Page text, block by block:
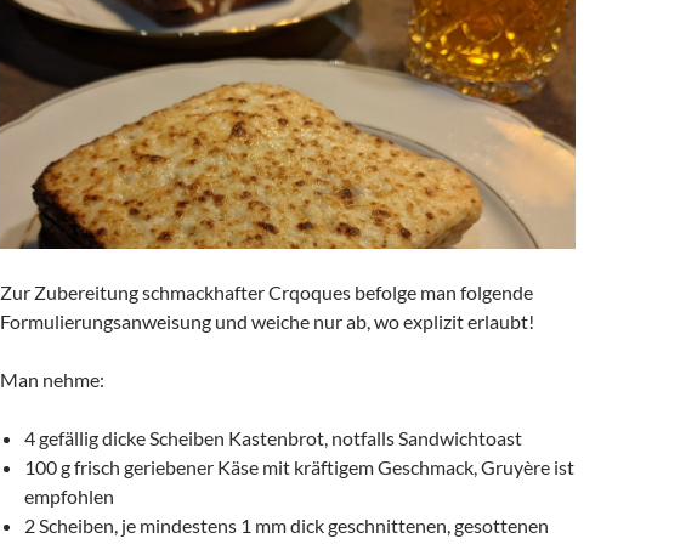
Zur Zubereitung schmackhafter Crqoques befolge man folgende
Formulierungsanweisung und weiche nur ab, wo explizit erlaubt!
Man nehme:
4 gefällig dicke Scheiben Kastenbrot, notfalls Sandwichtoast
100 g frisch geriebener Käse mit kräftigem Geschmack, Gruyère ist
empfohlen
2 Scheiben, je mindestens 1 mm dick geschnittenen, gesottenen